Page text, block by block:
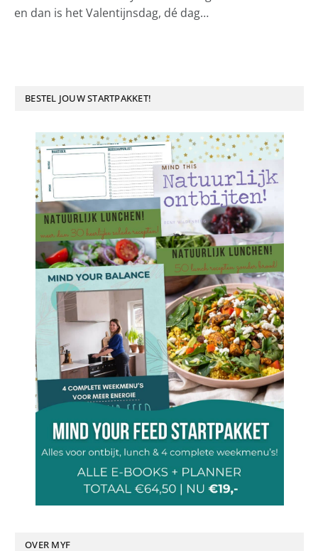
en dan is het Valentijnsdag, dé dag…
BESTEL JOUW STARTPAKKET!
OVER MYF